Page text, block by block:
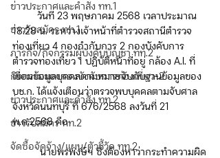
ข่าวประกาศและคำสั่ง ทท.1
ข่าวรับสมัคร ทท.1
ภารกิจ/กิจกรรมผู้บังคับบัญชา ทท.2
กิจกรรมของกองบังคับการท่องเที่ยว-2
ข่าวประกาศและคำสั่ง ทท.2
ข่าวรับสมัคร ทท.2
จัดซื้อจัดจ้าง/แผน/ตัวชี้วัด ทท.2
18.28 น. ระหว่างเจ้าหน้าที่ตำรวจสถานีตำรวจ
ท่องเที่ยว 4 กองกำกับการ 2 กองบังคับการ
ตำรวจท่องเที่ยว 1 ปฏิบัติหน้าที่อยู่ กล้อง A.I. ที่
เชื่อมข้อมูลบุคคลตามหมายจับกับฐานข้อมูลของ
บช.ก. ได้แจ้งเตือนว่าตรวจพบบุคคลตามจับศาล
จังหวัดนนทบุรี ที่ 676/2568 ลงวันที่ 21
พ.ค.2568 คือ
          นายพรพงษ์ฯ ซึ่งต้องหาว่ากระทำความผิด